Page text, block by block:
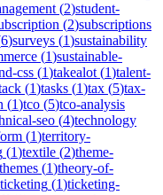
(2)student-
(2)subscriptions
6)surveys (1)sustainability
(1)sustainable-
css (1)takealot (1)talent-
(1)tasks (1)tax (5)tax-
(1)tco (5)tco-analysis
seo (4)technology
(1)territory-
(1)textile (2)theme-
themes (1)theory-of-
ticketing (1)ticketing-